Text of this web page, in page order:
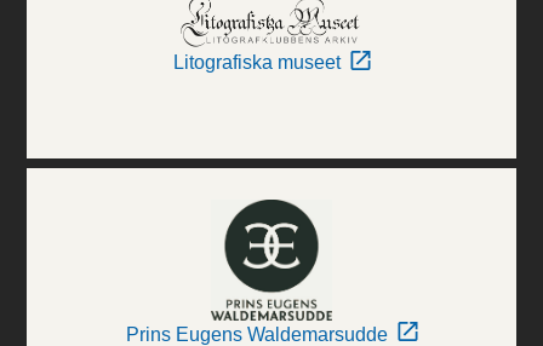
Litografiska museet
Prins Eugens Waldemarsudde